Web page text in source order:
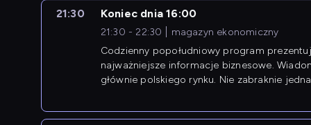
21:30 Koniec dnia 16:00
21:30 - 22:30
magazyn ekonomiczny
Codzienny popołudniowy program
najważniejsze informacje biznesowe.
głównie polskiego rynku. Nie zabraknie